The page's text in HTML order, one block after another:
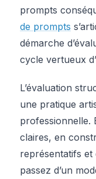
prompts
de prompts
démarche
cycle vertueux
L’évaluation
une pratique
professionnelle.
claires, en
représentatifs et
passez d’un